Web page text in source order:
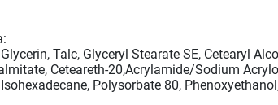
также для
случаях заражения
профилактики
собственной обуви.
Talc, Glyceryl Stearate SE, Cetearyl
Ceteareth-20,Acrylamide/Sodium
Polysorbate 80,